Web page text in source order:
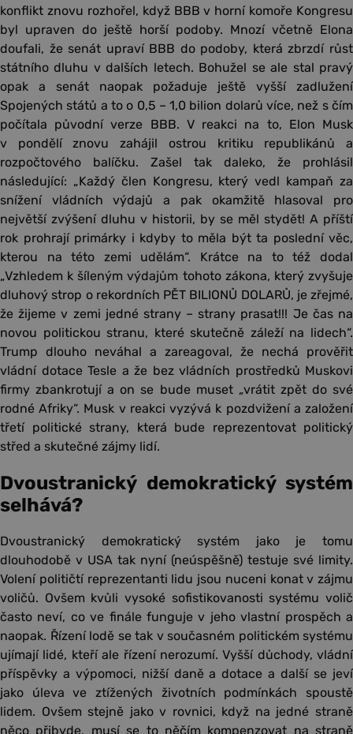
konflikt znovu rozhořel, když BBB v horní komoře Kongresu
byl upraven do ještě horší podoby. Mnozí včetně Elona
doufali, že senát upraví BBB do podoby, která zbrzdí růst
státního dluhu v dalších letech. Bohužel se ale stal pravý
opak a senát naopak požaduje ještě vyšší zadlužení
Spojených států a to o 0,5 – 1,0 bilion dolarů více, než s čím
počítala původní verze BBB. V reakci na to, Elon Musk
v pondělí znovu zahájil ostrou kritiku republikánů a
rozpočtového balíčku. Zašel tak daleko, že prohlásil
následující: „Každý člen Kongresu, který vedl kampaň za
snížení vládních výdajů a pak okamžitě hlasoval pro
největší zvýšení dluhu v historii, by se měl stydět! A příští
rok prohrají primárky i kdyby to měla být ta poslední věc,
kterou na této zemi udělám“. Krátce na to též dodal
„Vzhledem k šíleným výdajům tohoto zákona, který zvyšuje
dluhový strop o rekordních PĚT BILIONŮ DOLARŮ, je zřejmé,
že žijeme v zemi jedné strany – strany prasat!!! Je čas na
novou politickou stranu, které skutečně záleží na lidech“.
Trump dlouho neváhal a zareagoval, že nechá prověřit
vládní dotace Tesle a že bez vládních prostředků Muskovi
firmy zbankrotují a on se bude muset „vrátit zpět do své
rodné Afriky“. Musk v reakci vyzývá k pozdvižení a založení
třetí politické strany, která bude reprezentovat politický
střed a skutečné zájmy lidí.
Dvoustranický demokratický systém
selhává?
Dvoustranický demokratický systém jako je tomu
dlouhodobě v USA tak nyní (neúspěšně) testuje své limity.
Volení političtí reprezentanti lidu jsou nuceni konat v zájmu
voličů. Ovšem kvůli vysoké sofistikovanosti systému volič
často neví, co ve finále funguje v jeho vlastní prospěch a
naopak. Řízení lodě se tak v současném politickém systému
ujímají lidé, kteří ale řízení nerozumí. Vyšší důchody, vládní
příspěvky a výpomoci, nižší daně a dotace a další se jeví
jako úleva ve ztížených životních podmínkách spoustě
lidem. Ovšem stejně jako v rovnici, když na jedné straně
něco přibyde, musí se to něčím kompenzovat na straně